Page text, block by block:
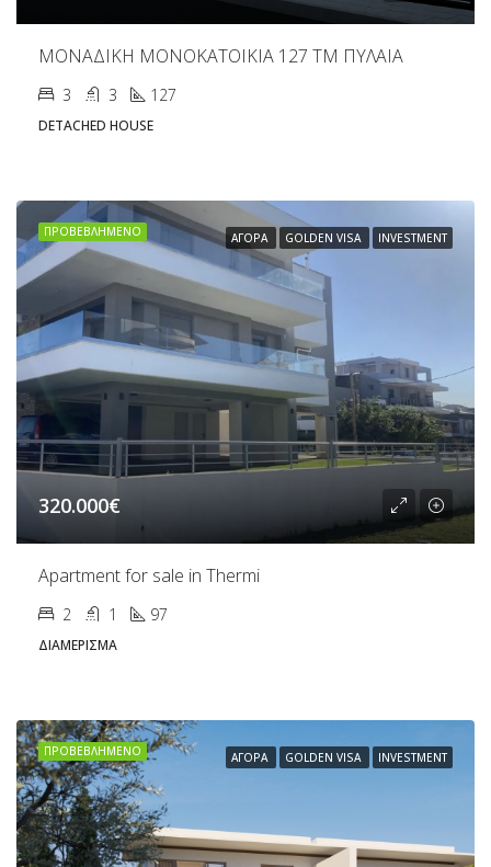
ΜΟΝΑΔΙΚΗ ΜΟΝΟΚΑΤΟΙΚΙΑ 127 ΤΜ ΠΥΛΑΙΑ
3 3 127
DETACHED HOUSE
ΠΡΟΒΕΒΛΗΜΈΝΟ ΑΓΟΡΆ GOLDEN VISA INVESTMENT
320.000€
Apartment for sale in Thermi
2 1 97
ΔΙΑΜΈΡΙΣΜΑ
ΠΡΟΒΕΒΛΗΜΈΝΟ ΑΓΟΡΆ GOLDEN VISA INVESTMENT